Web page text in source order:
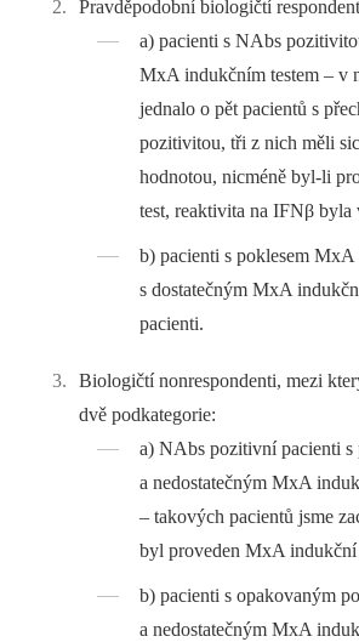
Pravděpodobní biologičtí
a) pacienti s NAbs
MxA indukčním testem –⁠ v
jednalo o pět pacientů s
pozitivitou, tři z nich měli
hodnotou, nicméně byl-li
test, reaktivita na IFNβ byla
b) pacienti s poklesem
s dostatečným MxA
pacienti.
Biologičtí nonrespondenti, mezi
dvě podkategorie:
a) NAbs pozitivní pacienti s
a nedostatečným MxA
–⁠ takových pacientů jsme
byl proveden MxA indukční
b) pacienti s opakovaným
a nedostatečným MxA